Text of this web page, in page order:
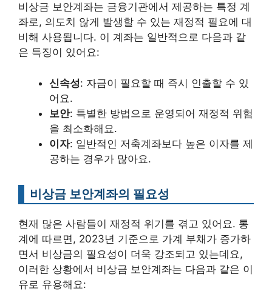
비상금 보안계좌는 금융기관에서 제공하는 특정 계
좌로, 의도치 않게 발생할 수 있는 재정적 필요에 대
비해 사용됩니다. 이 계좌는 일반적으로 다음과 같
은 특징이 있어요:
신속성: 자금이 필요할 때 즉시 인출할 수 있
어요.
보안: 특별한 방법으로 운영되어 재정적 위험
을 최소화해요.
이자: 일반적인 저축계좌보다 높은 이자를 제
공하는 경우가 많아요.
비상금 보안계좌의 필요성
현재 많은 사람들이 재정적 위기를 겪고 있어요. 통
계에 따르면, 2023년 기준으로 가계 부채가 증가하
면서 비상금의 필요성이 더욱 강조되고 있는데요,
이러한 상황에서 비상금 보안계좌는 다음과 같은 이
유로 유용해요: